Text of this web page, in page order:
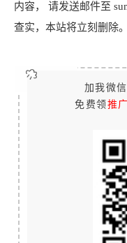
内容， 请发送邮件至
查实，本站将立刻删除。
加我微
免费领 推